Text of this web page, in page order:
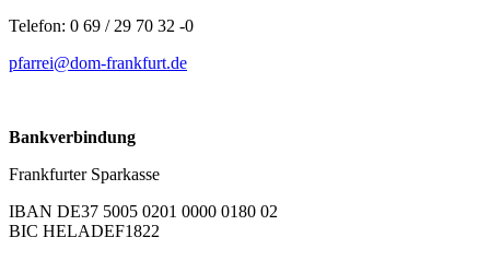
Telefon: 0 69 / 29 70 32 -0
pfarrei@dom-frankfurt.de
Bankverbindung
Frankfurter Sparkasse
IBAN DE37 5005 0201 0000 0180 02
BIC HELADEF1822